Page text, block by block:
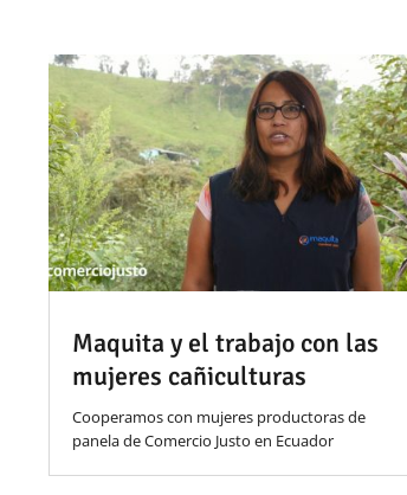
Maquita y el trabajo con las
mujeres cañiculturas
Cooperamos con mujeres productoras de
panela de Comercio Justo en Ecuador